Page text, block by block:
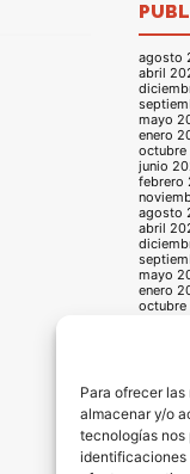
Para ofrecer
almacenar y/o
tecnologías nos
identificaciones
agosto
abril
mayo
enero
octubre
junio
febrero
agosto
abril
mayo
enero
octubre
abril
mayo
enero
octubre